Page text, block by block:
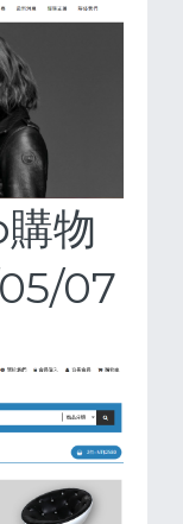
物
07